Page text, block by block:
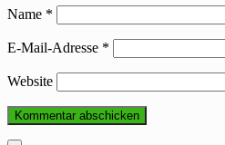
Name *
E-Mail-Adresse *
Website